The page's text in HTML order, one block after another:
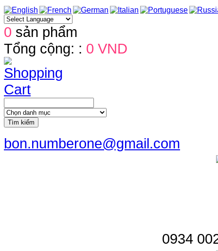
0 sản phẩm
Tổng cộng: : 0 VND
Tìm kiếm
bon.numberone@gmail.com
0934